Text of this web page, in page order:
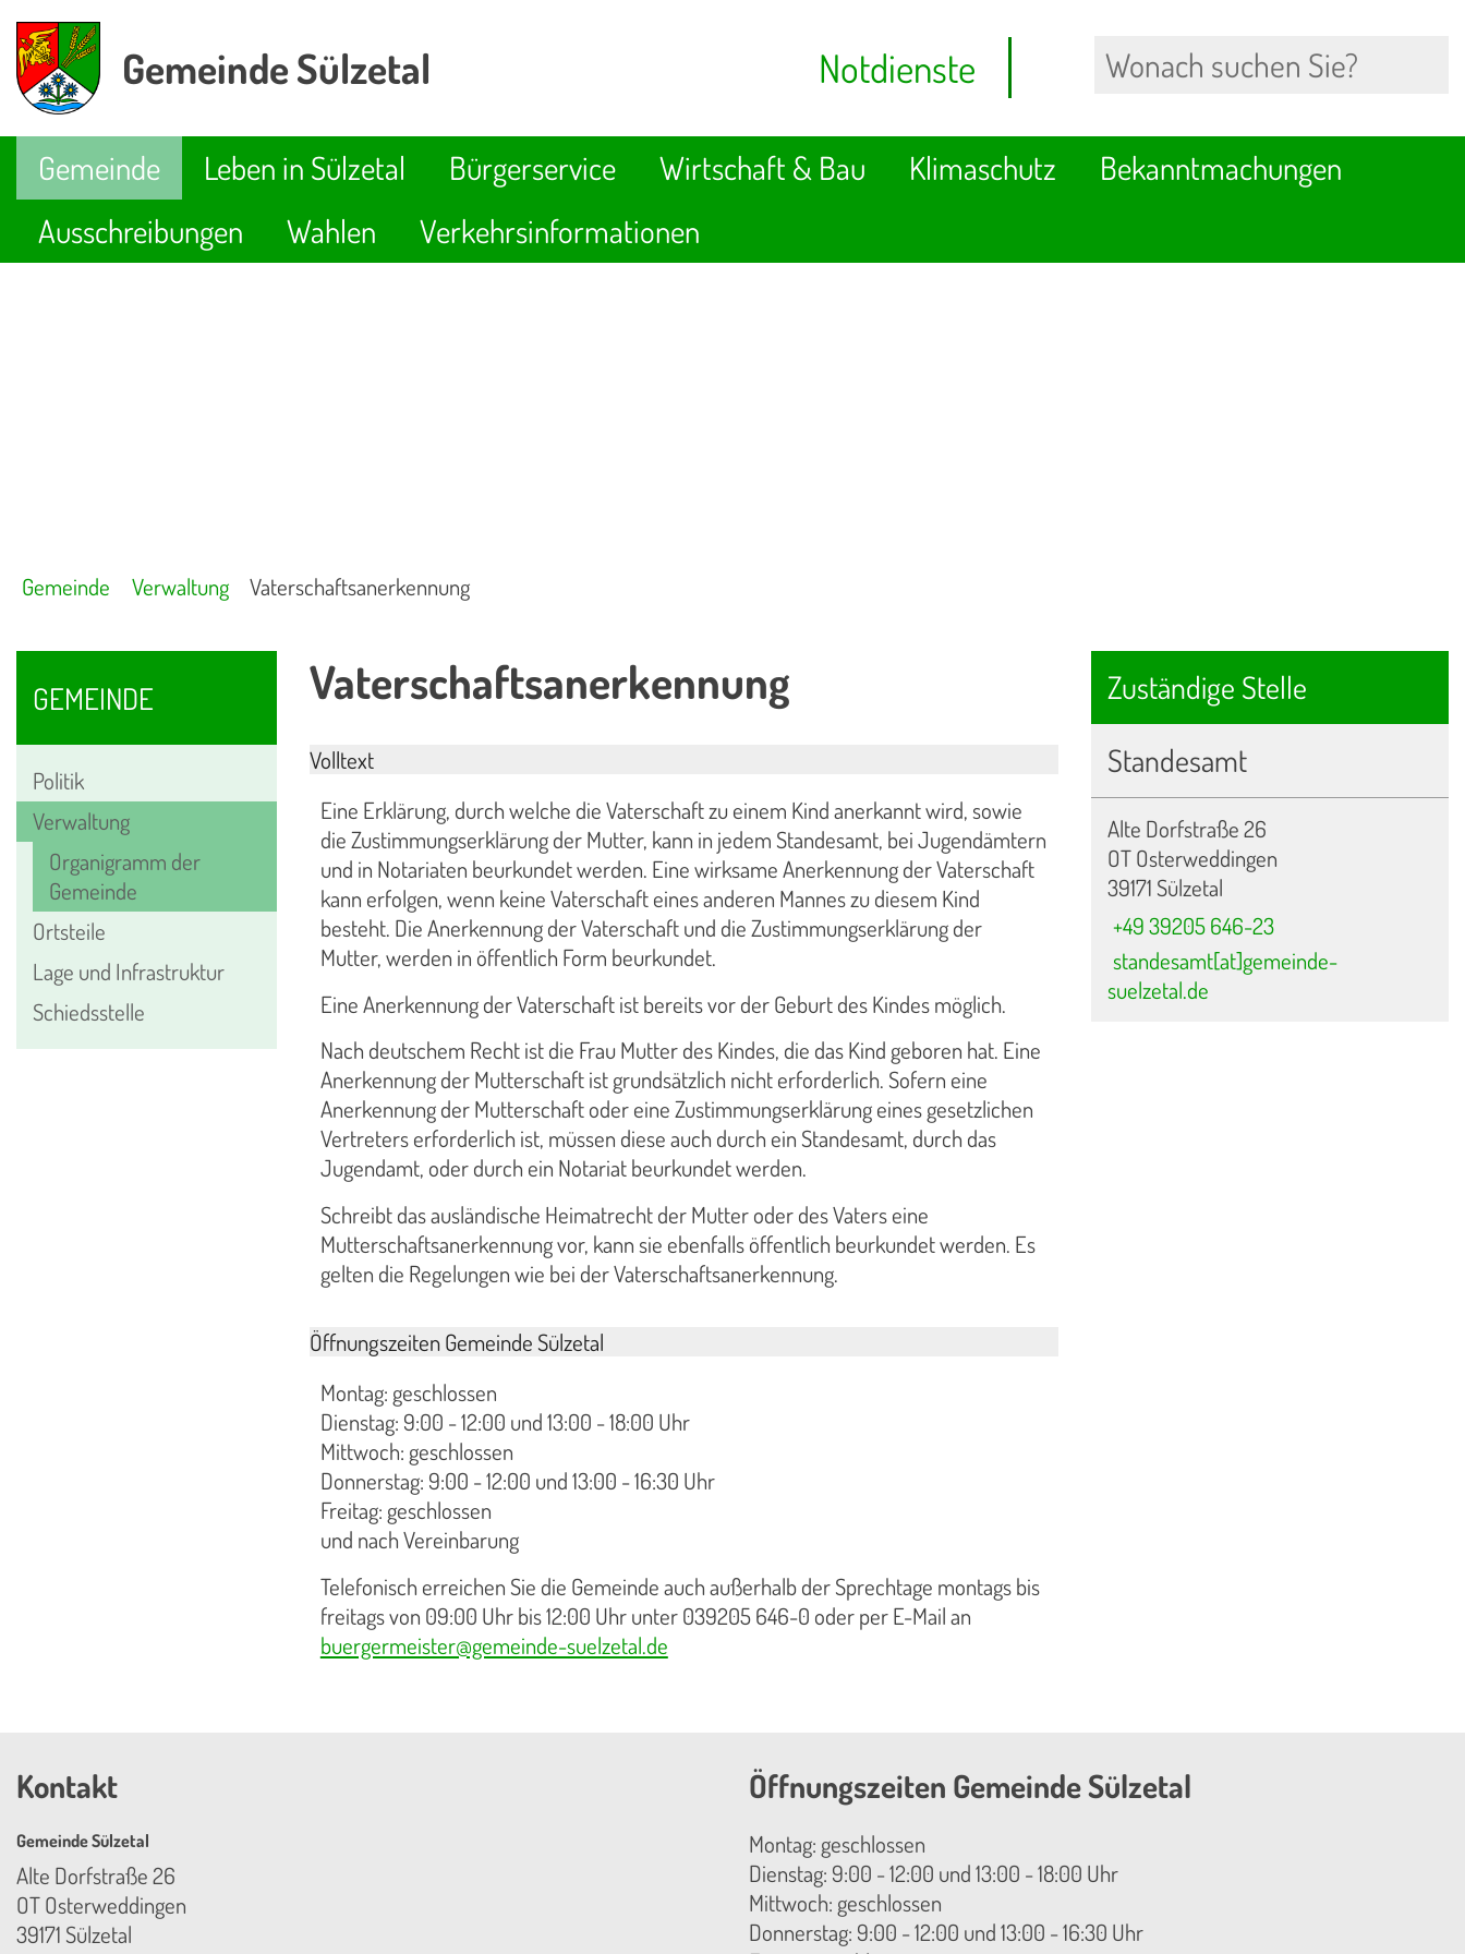
Gemeinde Sülzetal Notdienste
Gemeinde Leben in Sülzetal Bürgerservice Wirtschaft & Bau Klimaschutz
Bekanntmachungen
Ausschreibungen
Wahlen Verkehrsinformationen
Gemeinde Verwaltung Vaterschaftsanerkennung
GEMEINDE
Politik
Verwaltung
Organigramm der
Gemeinde
Ortsteile
Lage und Infrastruktur
Schiedsstelle
Vaterschaftsanerkennung
Volltext
Eine Erklärung, durch welche die Vaterschaft zu einem Kind anerkannt wird, sowie
die Zustimmungserklärung der Mutter, kann in jedem Standesamt, bei Jugendämtern
und in Notariaten beurkundet werden. Eine wirksame Anerkennung der Vaterschaft
kann erfolgen, wenn keine Vaterschaft eines anderen Mannes zu diesem Kind
besteht. Die Anerkennung der Vaterschaft und die Zustimmungserklärung der
Mutter, werden in öffentlich Form beurkundet.
Eine Anerkennung der Vaterschaft ist bereits vor der Geburt des Kindes möglich.
Nach deutschem Recht ist die Frau Mutter des Kindes, die das Kind geboren hat. Eine
Anerkennung der Mutterschaft ist grundsätzlich nicht erforderlich. Sofern eine
Anerkennung der Mutterschaft oder eine Zustimmungserklärung eines gesetzlichen
Vertreters erforderlich ist, müssen diese auch durch ein Standesamt, durch das
Jugendamt, oder durch ein Notariat beurkundet werden.
Schreibt das ausländische Heimatrecht der Mutter oder des Vaters eine
Mutterschaftsanerkennung vor, kann sie ebenfalls öffentlich beurkundet werden. Es
gelten die Regelungen wie bei der Vaterschaftsanerkennung.
Öffnungszeiten Gemeinde Sülzetal
Montag: geschlossen
Dienstag: 9:00 - 12:00 und 13:00 - 18:00 Uhr
Mittwoch: geschlossen
Donnerstag: 9:00 - 12:00 und 13:00 - 16:30 Uhr
Freitag: geschlossen
und nach Vereinbarung
Telefonisch erreichen Sie die Gemeinde auch außerhalb der Sprechtage montags bis
freitags von 09:00 Uhr bis 12:00 Uhr unter 039205 646-0 oder per E-Mail an
buergermeister@gemeinde-suelzetal.de
Zuständige Stelle
Standesamt
Alte Dorfstraße 26
OT Osterweddingen
39171 Sülzetal
+49 39205 646-23
standesamt[at]gemeinde-
suelzetal.de
Kontakt
Gemeinde Sülzetal
Alte Dorfstraße 26
OT Osterweddingen
39171 Sülzetal
Öffnungszeiten Gemeinde Sülzetal
Montag: geschlossen
Dienstag: 9:00 - 12:00 und 13:00 - 18:00 Uhr
Mittwoch: geschlossen
Donnerstag: 9:00 - 12:00 und 13:00 - 16:30 Uhr